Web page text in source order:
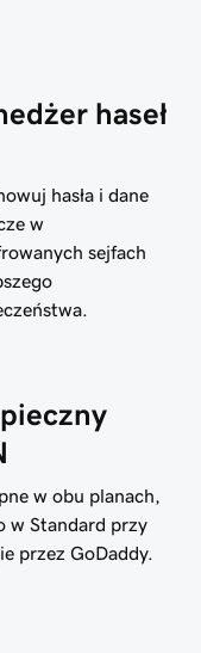
haseł
hasła i dane
w
sejfach
w obu planach,
w Standard przy
przez GoDaddy.